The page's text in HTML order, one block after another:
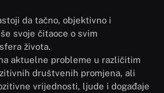
da tačno, objektivno i
svoje čitaoce o svim
života.
aktuelne probleme u različitim
društvenih promjena, ali
vrijednosti, ljude i događaje